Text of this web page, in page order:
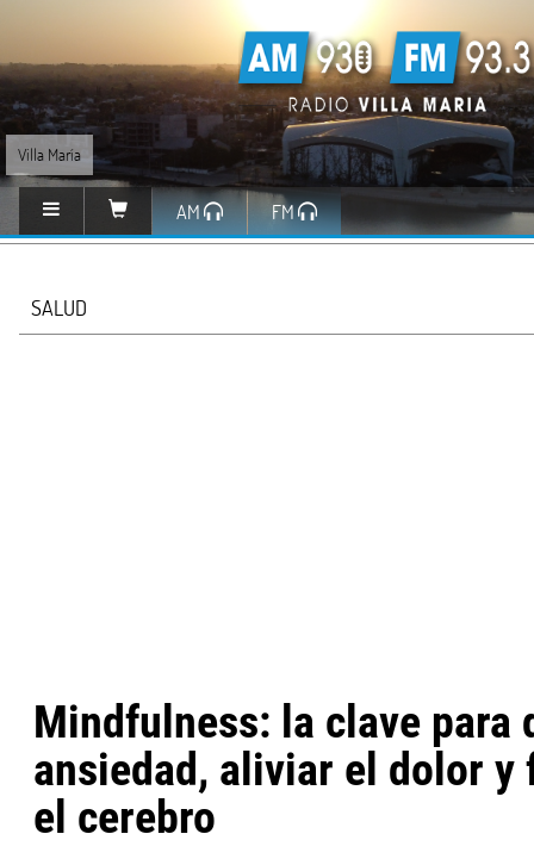
Villa María
AM FM
SALUD
Mindfulness: la clave para
ansiedad, aliviar el dolor y
el cerebro